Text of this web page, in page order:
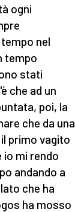
ogni
nel
tempo
stati
che ad un
poi, la
che da una
primo vagito
io mi rendo
andando a
che ha
ha mosso